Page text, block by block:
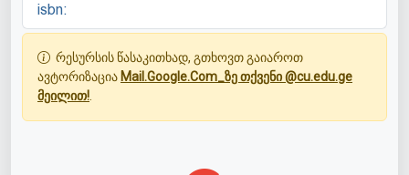
isbn:
რესურსის წასაკითხად, გთხოვთ გაიაროთ
ავტორიზაცია Mail.Google.Com_ზე თქვენი @cu.edu.ge
მეილით!